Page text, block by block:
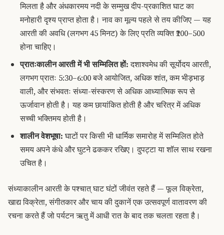
मिलता है और अंधकारमय नदी के सम्मुख दीप-प्रकाशित घाट का
मनोहारी दृश्य प्राप्त होता है। नाव का मूल्य पहले से तय कीजिए — यह
आरती की अवधि (लगभग 45 मिनट) के लिए प्रति व्यक्ति ₹200–500
होना चाहिए।
प्रातःकालीन आरती में भी सम्मिलित हों:दशाश्वमेध की सूर्योदय आरती,
लगभग प्रातः 5:30–6:00 बजे आयोजित, अधिक शांत, कम भीड़भाड़
वाली, और संभवतः संध्या-संस्करण से अधिक आध्यात्मिक रूप से
ऊर्जावान होती है। यह कम छायांकित होती है और चरित्र में अधिक
सच्ची भक्तिमय होती है।
शालीन वेशभूषा:घाटों पर किसी भी धार्मिक समारोह में सम्मिलित होते
समय अपने कंधे और घुटने ढककर रखिए। दुपट्टा या शॉल साथ रखना
उचित है।
संध्याकालीन आरती के पश्चात् घाट घंटों जीवंत रहते हैं — फूल विक्रेता,
खाद्य विक्रेता, संगीतकार और चाय की दुकानें एक उत्सवपूर्ण वातावरण की
रचना करते हैं जो पर्यटन ऋतु में आधी रात के बाद तक चलता रहता है।